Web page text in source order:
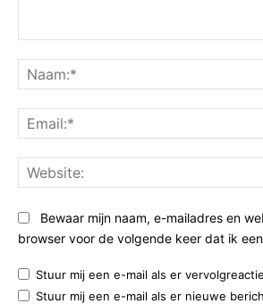
Bewaar mijn naam, e-mailadres en
browser voor de volgende keer dat ik
Stuur mij een e-mail als er
Stuur mij een e-mail als er nieuwe